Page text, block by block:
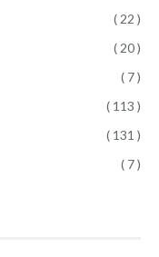
( 22 )
( 20 )
( 7 )
( 113 )
( 131 )
( 7 )